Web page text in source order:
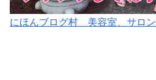
にほんブログ村 美容室、サロン